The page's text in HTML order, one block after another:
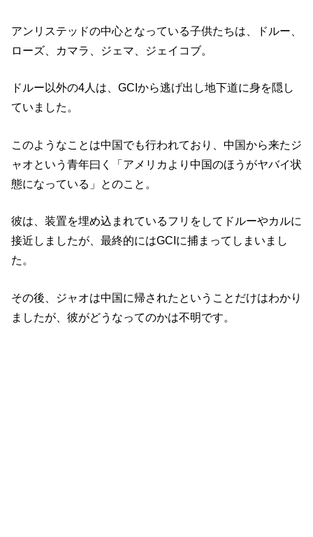
アンリステッドの中心となっている子供たちは、ドルー、
ローズ、カマラ、ジェマ、ジェイコブ。
ドルー以外の4人は、GCIから逃げ出し地下道に身を隠し
ていました。
このようなことは中国でも行われており、中国から来たジ
ャオという青年曰く「アメリカより中国のほうがヤバイ状
態になっている」とのこと。
彼は、装置を埋め込まれているフリをしてドルーやカルに
接近しましたが、最終的にはGCIに捕まってしまいまし
た。
その後、ジャオは中国に帰されたということだけはわかり
ましたが、彼がどうなってのかは不明です。